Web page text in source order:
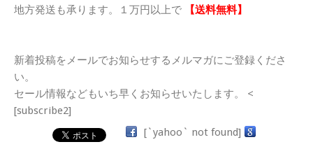
地方発送も承ります。１万円以上で
【送料無料】
新着投稿をメールでお知らせするメルマガにご登録くださ
い。
セール情報などもいち早くお知らせいたします。 <
[subscribe2]
[`yahoo` not found]